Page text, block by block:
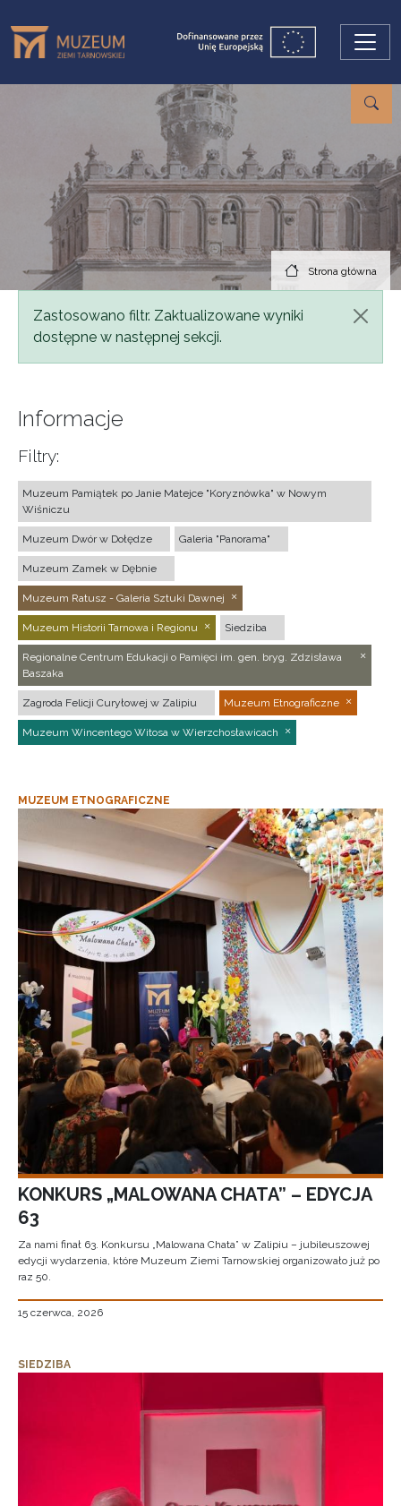
Strona główna
Komunikat
Zastosowano filtr. Zaktualizowane wyniki
dostępne w następnej sekcji.
Informacje
Filtry:
Muzeum Pamiątek po Janie Matejce "Koryznówka" w Nowym
Wiśniczu
Muzeum Dwór w Dołędze Galeria "Panorama"
Muzeum Zamek w Dębnie
Muzeum Ratusz - Galeria Sztuki Dawnej
Muzeum Historii Tarnowa i Regionu Siedziba
Regionalne Centrum Edukacji o Pamięci im. gen. bryg. Zdzisława
Baszaka
Zagroda Felicji Curyłowej w Zalipiu Muzeum Etnograficzne
Muzeum Wincentego Witosa w Wierzchosławicach
MUZEUM ETNOGRAFICZNE
KONKURS „MALOWANA CHATA” – EDYCJA
63
Za nami finał 63. Konkursu „Malowana Chata” w Zalipiu – jubileuszowej
edycji wydarzenia, które Muzeum Ziemi Tarnowskiej organizowało już po
raz 50.
15 czerwca, 2026
SIEDZIBA